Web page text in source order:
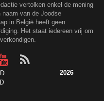
vertolken enkel de mening
van de Joodse
in België heeft geen
Het staat iedereen vrij om
2026